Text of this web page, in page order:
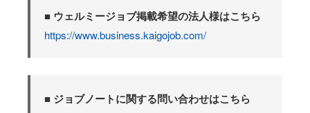
■ ウェルミージョブ掲載希望の法人様はこちら
https://www.business.kaigojob.com/
■ ジョブノートに関する問い合わせはこちら